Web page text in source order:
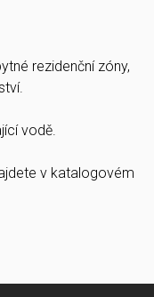
rezidenční zóny,
vodě.
v katalogovém